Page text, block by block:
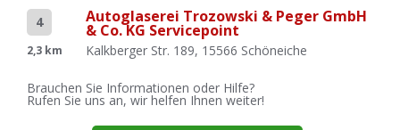
4
2,3 km
Autoglaserei Trozowski & Peger GmbH
& Co. KG Servicepoint
Kalkberger Str. 189, 15566 Schöneiche
Brauchen Sie Informationen oder Hilfe?
Rufen Sie uns an, wir helfen Ihnen weiter!